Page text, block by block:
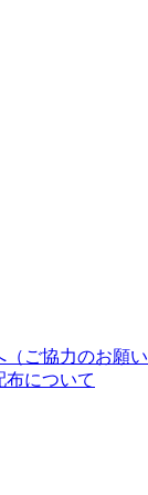
ご協力のお願い
布について